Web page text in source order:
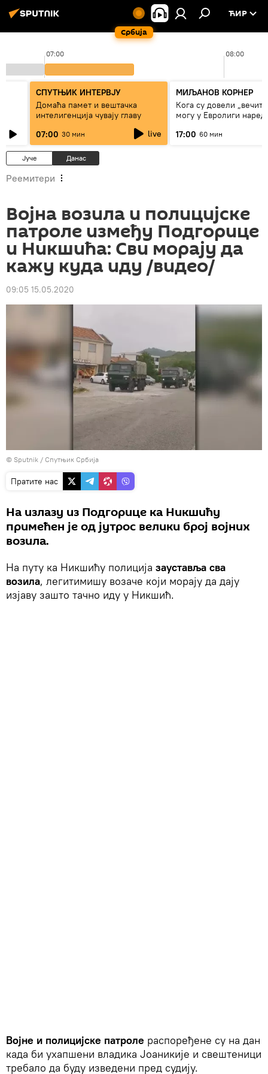
Србија
ЋИР
07:00 08:00
СПУТЊИК ИНТЕРВЈУ
Домаћа памет и вештачка
интелигенција чувају главу
07:00 30 мин live
МИЉАНОВ КОРНЕР
Кога су довели
могу у Евролиги
17:00 60 мин
Јуче Данас
Реемитери
Војна возила и полицијске
патроле између Подгорице
и Никшића: Сви морају да
кажу куда иду /видео/
09:05 15.05.2020
© Sputnik / Спутњик Србија
Пратите нас
На излазу из Подгорице ка Никшићу
примећен је од јутрос велики број војних
возила.
На путу ка Никшићу полиција зауставља сва
возила, легитимишу возаче који морају да дају
изјаву зашто тачно иду у Никшић.
Војне и полицијске патроле распоређене су на дан
када би ухапшени владика Јоаникије и свештеници
требало да буду изведени пред судију.